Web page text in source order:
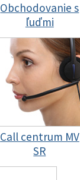
Obchodovanie s
ľuďmi
Call centrum MV
SR